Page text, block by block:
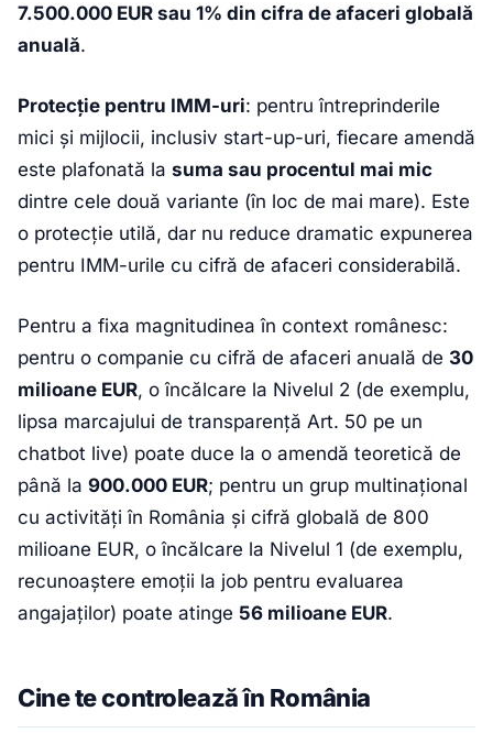
7.500.000 EUR sau 1% din cifra de afaceri globală
anuală.
Protecție pentru IMM-uri: pentru întreprinderile
mici și mijlocii, inclusiv start-up-uri, fiecare amendă
este plafonată la suma sau procentul mai mic
dintre cele două variante (în loc de mai mare). Este
o protecție utilă, dar nu reduce dramatic expunerea
pentru IMM-urile cu cifră de afaceri considerabilă.
Pentru a fixa magnitudinea în context românesc:
pentru o companie cu cifră de afaceri anuală de 30
milioane EUR, o încălcare la Nivelul 2 (de exemplu,
lipsa marcajului de transparență Art. 50 pe un
chatbot live) poate duce la o amendă teoretică de
până la 900.000 EUR; pentru un grup multinațional
cu activități în România și cifră globală de 800
milioane EUR, o încălcare la Nivelul 1 (de exemplu,
recunoaștere emoții la job pentru evaluarea
angajaților) poate atinge 56 milioane EUR.
Cine te controlează în România